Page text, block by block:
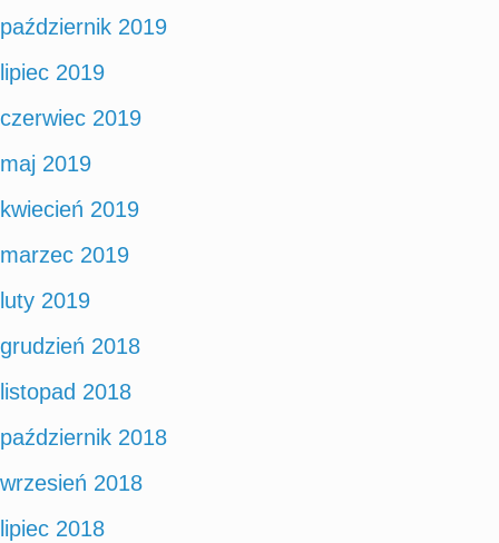
październik 2019
lipiec 2019
czerwiec 2019
maj 2019
kwiecień 2019
marzec 2019
luty 2019
grudzień 2018
listopad 2018
październik 2018
wrzesień 2018
lipiec 2018